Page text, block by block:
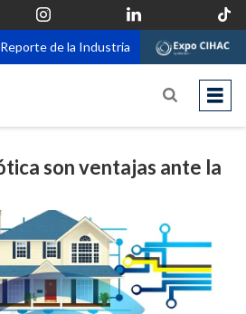
Reporte de la Industria
son ventajas ante la